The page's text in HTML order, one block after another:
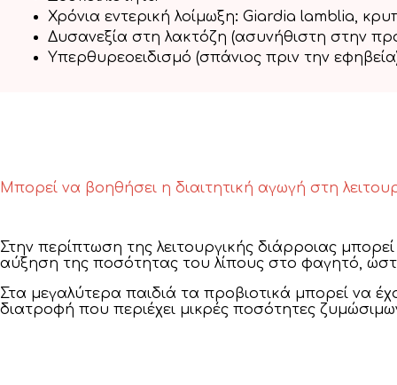
Χρόνια εντερική λοίμωξη: Giardia lamblia,
Δυσανεξία στη λακτόζη (ασυνήθιστη στην
Υπερθυρεοειδισμό (σπάνιος πριν την
Μπορεί να βοηθήσει η διαιτητική αγωγή στη
Στην περίπτωση της λειτουργικής διάρροιας
αύξηση της ποσότητας του λίπους στο φαγητό,
Στα μεγαλύτερα παιδιά τα προβιοτικά μπορεί να
διατροφή που περιέχει μικρές ποσότητες